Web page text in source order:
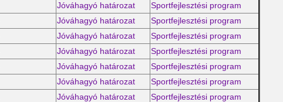
Jóváhagyó határozat
Sportfejlesztési program
Jóváhagyó határozat
Sportfejlesztési program
Jóváhagyó határozat
Sportfejlesztési program
Jóváhagyó határozat
Sportfejlesztési program
Jóváhagyó határozat
Sportfejlesztési program
Jóváhagyó határozat
Sportfejlesztési program
Jóváhagyó határozat
Sportfejlesztési program